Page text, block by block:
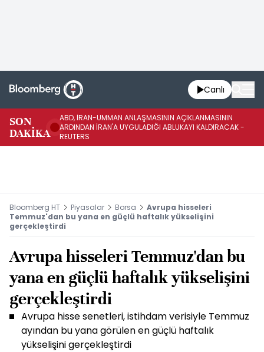
Canlı
SON
DAKİKA
ABD, İRAN-UMMAN ANLAŞMASININ AÇIKLANMASININ
ARDINDAN İRAN'A UYGULADIĞI ABLUKAYI KALDIRACAK -
REUTERS
Bloomberg HT Piyasalar Borsa
Avrupa hisseleri
Temmuz'dan bu yana en güçlü haftalık yükselişini
gerçekleştirdi
Avrupa hisseleri Temmuz'dan bu
yana en güçlü haftalık yükselişini
gerçekleştirdi
Avrupa hisse senetleri, istihdam verisiyle Temmuz
ayından bu yana görülen en güçlü haftalık
yükselişini gerçekleştirdi